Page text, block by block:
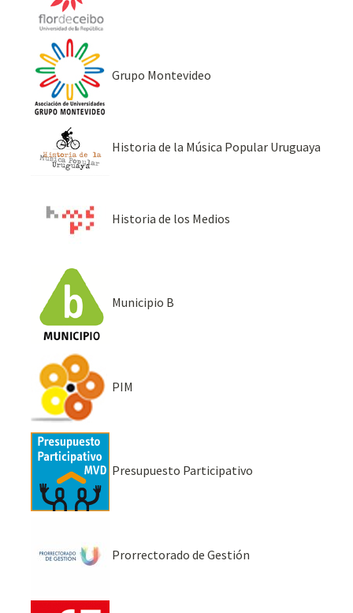
Grupo Montevideo
Historia de la Música Popular Uruguaya
Historia de los Medios
Municipio B
PIM
Presupuesto Participativo
Prorrectorado de Gestión